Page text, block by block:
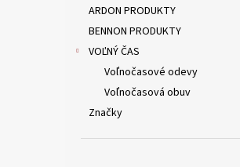
ARDON PRODUKTY
BENNON PRODUKTY
VOĽNÝ ČAS
Voľnočasové odevy
Voľnočasová obuv
Značky